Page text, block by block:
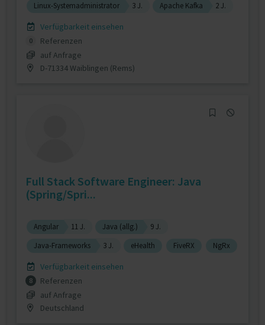
Linux-Systemadministrator
3 J. Apache Kafka 2 J.
Verfügbarkeit einsehen
0
Referenzen
auf Anfrage
D-71334 Waiblingen (Rems)
Full Stack Software Engineer: Java
(Spring/Spri...
Angular 11 J. Java (allg.)
9 J.
Java-Frameworks
3 J. eHealth FiveRX NgRx
Verfügbarkeit einsehen
8
Referenzen
auf Anfrage
Deutschland